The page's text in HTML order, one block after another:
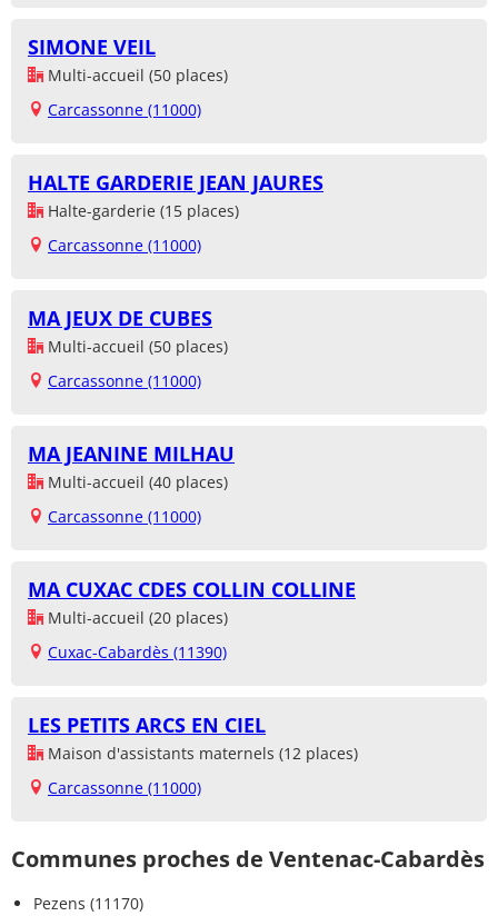
SIMONE VEIL
Multi-accueil (50 places)
Carcassonne (11000)
HALTE GARDERIE JEAN JAURES
Halte-garderie (15 places)
Carcassonne (11000)
MA JEUX DE CUBES
Multi-accueil (50 places)
Carcassonne (11000)
MA JEANINE MILHAU
Multi-accueil (40 places)
Carcassonne (11000)
MA CUXAC CDES COLLIN COLLINE
Multi-accueil (20 places)
Cuxac-Cabardès (11390)
LES PETITS ARCS EN CIEL
Maison d'assistants maternels (12 places)
Carcassonne (11000)
Communes proches de Ventenac-Cabardès
Pezens (11170)